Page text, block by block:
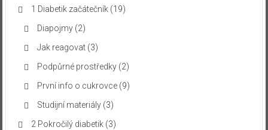
1 Diabetik začátečník(19)
Diapojmy(2)
Jak reagovat(3)
Podpůrné prostředky(2)
První info o cukrovce(9)
Studijní materiály(3)
2 Pokročilý diabetik(3)